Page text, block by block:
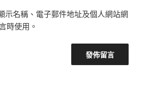
示名稱、電子郵件地址及個人網站網
時使用。